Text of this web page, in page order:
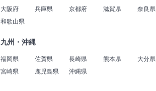
大阪府 兵庫県 京都府 滋賀県
奈良県
和歌山県
九州・沖縄
福岡県 佐賀県 長崎県 熊本県
大分県
宮崎県
鹿児島県 沖縄県